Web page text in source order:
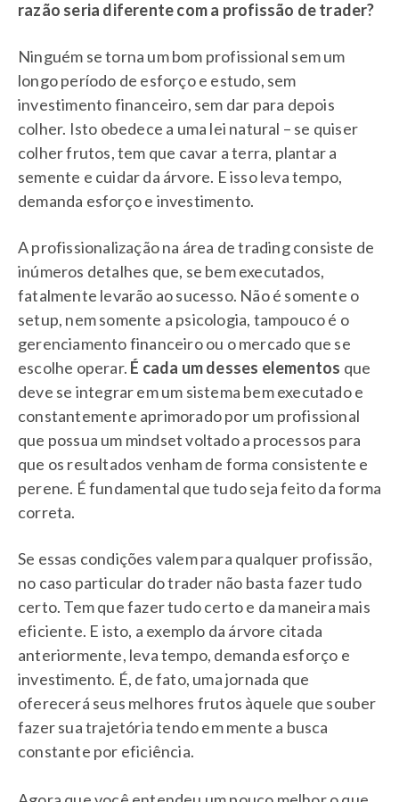
razão seria diferente com a profissão de trader?
Ninguém se torna um bom profissional sem um
longo período de esforço e estudo, sem
investimento financeiro, sem dar para depois
colher. Isto obedece a uma lei natural – se quiser
colher frutos, tem que cavar a terra, plantar a
semente e cuidar da árvore. E isso leva tempo,
demanda esforço e investimento.
A profissionalização na área de trading consiste de
inúmeros detalhes que, se bem executados,
fatalmente levarão ao sucesso. Não é somente o
setup, nem somente a psicologia, tampouco é o
gerenciamento financeiro ou o mercado que se
escolhe operar. É cada um desses elementos que
deve se integrar em um sistema bem executado e
constantemente aprimorado por um profissional
que possua um mindset voltado a processos para
que os resultados venham de forma consistente e
perene. É fundamental que tudo seja feito da forma
correta.
Se essas condições valem para qualquer profissão,
no caso particular do trader não basta fazer tudo
certo. Tem que fazer tudo certo e da maneira mais
eficiente. E isto, a exemplo da árvore citada
anteriormente, leva tempo, demanda esforço e
investimento. É, de fato, uma jornada que
oferecerá seus melhores frutos àquele que souber
fazer sua trajetória tendo em mente a busca
constante por eficiência.